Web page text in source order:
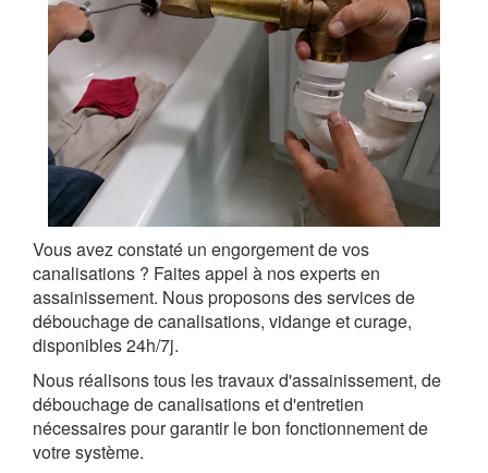
Vous avez constaté un engorgement de vos
canalisations ? Faites appel à nos experts en
assainissement. Nous proposons des services de
débouchage de canalisations, vidange et curage,
disponibles 24h/7j.
Nous réalisons tous les travaux d'assainissement, de
débouchage de canalisations et d'entretien
nécessaires pour garantir le bon fonctionnement de
votre système.